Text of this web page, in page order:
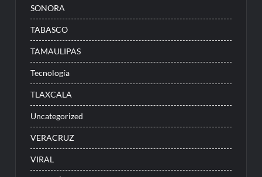
SONORA
TABASCO
TAMAULIPAS
Tecnología
TLAXCALA
Uncategorized
VERACRUZ
VIRAL